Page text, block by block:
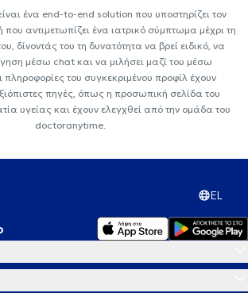
ένα end-to-end solution που υποστηρίζει τον
που αντιμετωπίζει ένα ιατρικό σύμπτωμα μέχρι τη
δίνοντάς του τη δυνατότητα να βρεί ειδικό, να
μέσω chat και να μιλήσει μαζί του μέσω
πληροφορίες του συγκεκριμένου προφίλ έχουν
πηγές, όπως η προσωπική σελίδα του
υγείας και έχουν ελεγχθεί από την ομάδα του
doctoranytime.
EL